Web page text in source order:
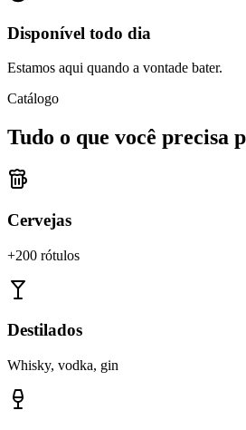
Disponível todo dia
Estamos aqui quando a vontade bater.
Catálogo
Tudo o que você precisa
Cervejas
+200 rótulos
Destilados
Whisky, vodka, gin